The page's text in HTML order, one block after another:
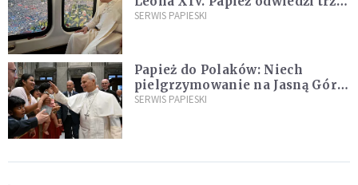
kraje Ameryki Południowej
SERWIS PAPIESKI
Papież do Polaków: Niech
pielgrzymowanie na Jasną Górę
umocni wiarę i nadzieję
SERWIS PAPIESKI